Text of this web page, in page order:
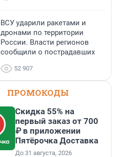
ВСУ ударили ракетами и
дронами по территории
России. Власти регионов
сообщили о пострадавших
52 907
ПРОМОКОДЫ
Скидка 55% на
первый заказ от 700
₽ в приложении
Пятёрочка Доставка
До 31 августа, 2026